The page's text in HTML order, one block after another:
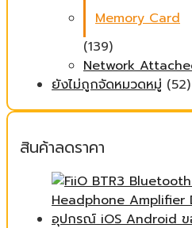
Memory Card
(139)
Network
ยังไม่ถูกจัดหมวดหมู่ (52)
สินค้าลดราคา